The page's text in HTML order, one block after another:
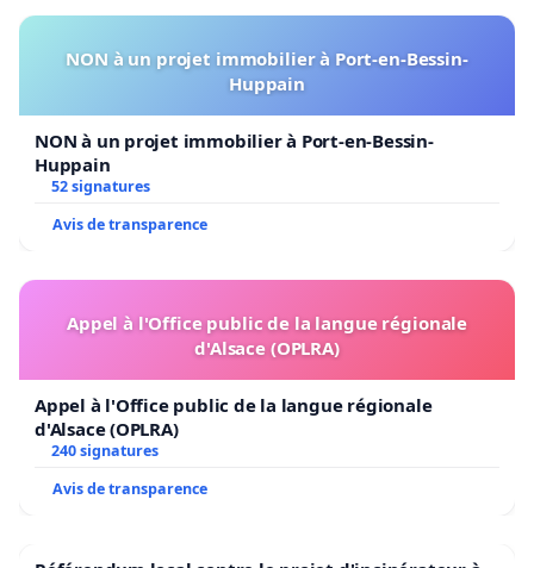
NON à un projet immobilier à Port-en-Bessin-
Huppain
NON à un projet immobilier à Port-en-Bessin-
Huppain
52 signatures
Avis de transparence
Appel à l'Office public de la langue régionale
d'Alsace (OPLRA)
Appel à l'Office public de la langue régionale
d'Alsace (OPLRA)
240 signatures
Avis de transparence